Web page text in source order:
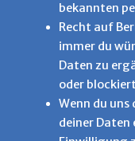
bekannten
Recht auf
immer du
Daten zu
oder
Wenn du
deiner Daten